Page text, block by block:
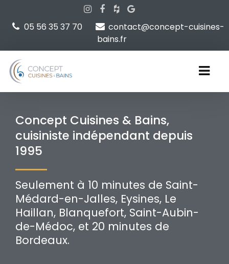
05 56 35 37 70
contact@concept-cuisines-
bains.fr
Concept Cuisines & Bains,
cuisiniste indépendant depuis
1995
Seulement à 10 minutes de Saint-
Médard-en-Jalles, Eysines, Le
Haillan, Blanquefort, Saint-Aubin-
de-Médoc, et 20 minutes de
Bordeaux.